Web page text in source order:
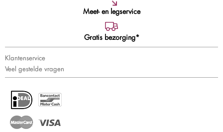
Meet- en legservice
Gratis bezorging*
Klantenservice
Veel gestelde vragen